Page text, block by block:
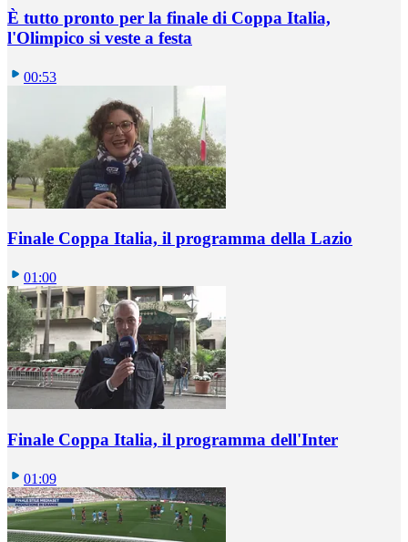
È tutto pronto per la finale di Coppa Italia,
l'Olimpico si veste a festa
00:53
Finale Coppa Italia, il programma della Lazio
01:00
Finale Coppa Italia, il programma dell'Inter
01:09